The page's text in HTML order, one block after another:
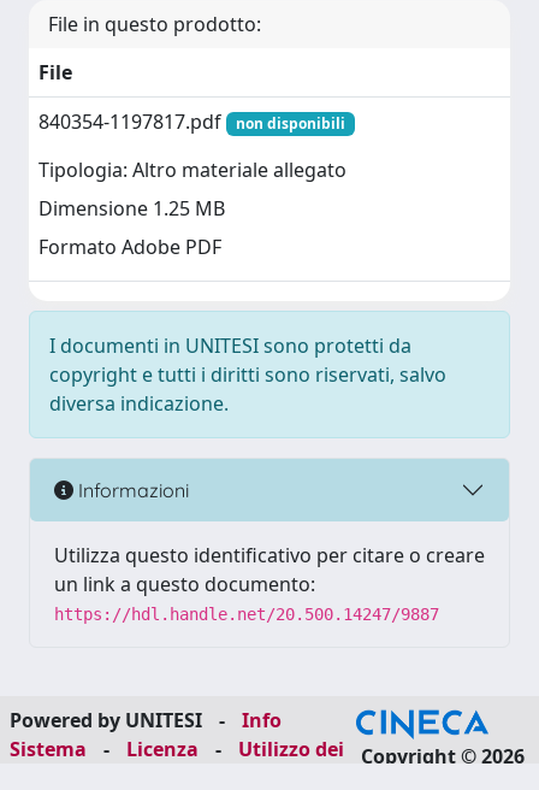
File in questo prodotto:
File
840354-1197817.pdf
non disponibili
Tipologia: Altro materiale allegato
Dimensione 1.25 MB
Formato Adobe PDF
I documenti in UNITESI sono protetti da
copyright e tutti i diritti sono riservati, salvo
diversa indicazione.
Informazioni
Utilizza questo identificativo per citare o creare
un link a questo documento:
https://hdl.handle.net/20.500.14247/9887
Powered by UNITESI -
Info
Sistema
- Licenza -
Utilizzo dei
Copyright © 2026